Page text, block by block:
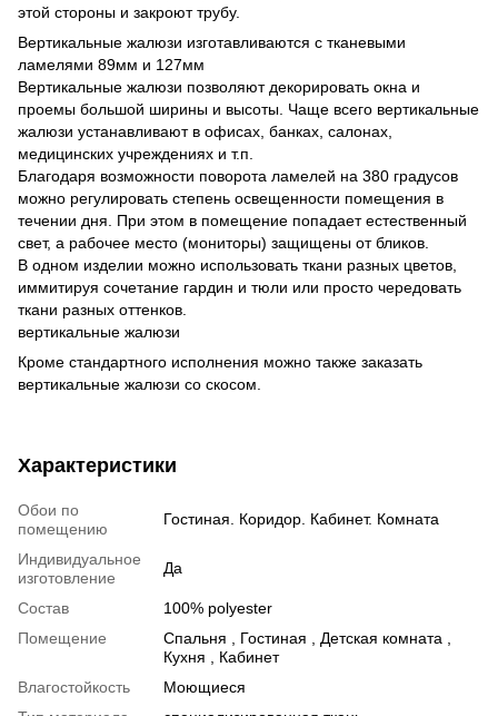
этой стороны и закроют трубу.
Вертикальные жалюзи изготавливаются с тканевыми
ламелями 89мм и 127мм
Вертикальные жалюзи позволяют декорировать окна и
проемы большой ширины и высоты. Чаще всего вертикальные
жалюзи устанавливают в офисах, банках, салонах,
медицинских учреждениях и т.п.
Благодаря возможности поворота ламелей на 380 градусов
можно регулировать степень освещенности помещения в
течении дня. При этом в помещение попадает естественный
свет, а рабочее место (мониторы) защищены от бликов.
В одном изделии можно использовать ткани разных цветов,
иммитируя сочетание гардин и тюли или просто чередовать
ткани разных оттенков.
вертикальные жалюзи
Кроме стандартного исполнения можно также заказать
вертикальные жалюзи со скосом.
Характеристики
Обои по
помещению
Гостиная. Коридор. Кабинет. Комната
Индивидуальное
изготовление
Да
Состав
100% polyester
Помещение
Спальня , Гостиная , Детская комната ,
Кухня , Кабинет
Влагостойкость
Моющиеся